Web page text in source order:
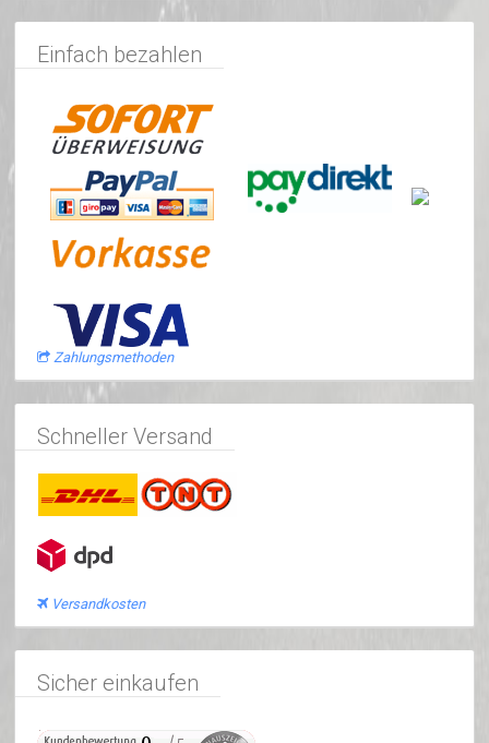
Einfach bezahlen
Zahlungsmethoden
Schneller Versand
Versandkosten
Sicher einkaufen